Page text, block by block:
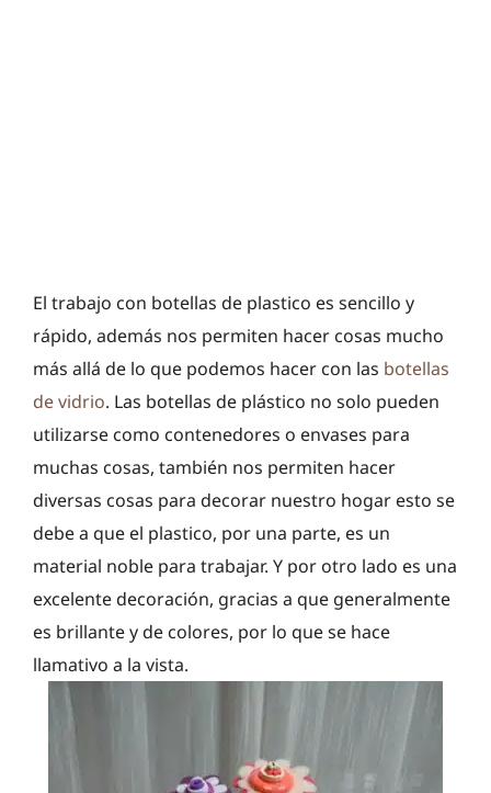
El trabajo con botellas de plastico es sencillo y
rápido, además nos permiten hacer cosas mucho
más allá de lo que podemos hacer con las botellas
de vidrio. Las botellas de plástico no solo pueden
utilizarse como contenedores o envases para
muchas cosas, también nos permiten hacer
diversas cosas para decorar nuestro hogar esto se
debe a que el plastico, por una parte, es un
material noble para trabajar. Y por otro lado es una
excelente decoración, gracias a que generalmente
es brillante y de colores, por lo que se hace
llamativo a la vista.